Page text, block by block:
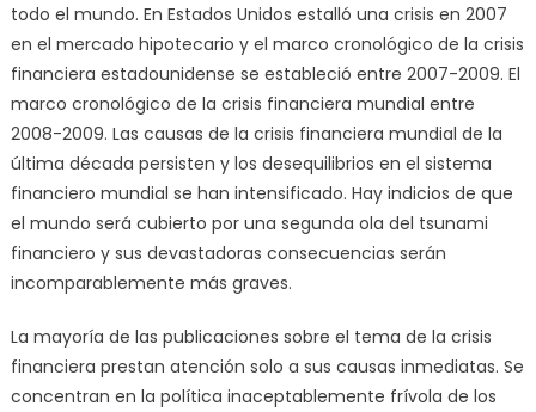
todo el mundo. En Estados Unidos estalló una crisis en 2007
en el mercado hipotecario y el marco cronológico de la crisis
financiera estadounidense se estableció entre 2007-2009. El
marco cronológico de la crisis financiera mundial entre
2008-2009. Las causas de la crisis financiera mundial de la
última década persisten y los desequilibrios en el sistema
financiero mundial se han intensificado. Hay indicios de que
el mundo será cubierto por una segunda ola del tsunami
financiero y sus devastadoras consecuencias serán
incomparablemente más graves.
La mayoría de las publicaciones sobre el tema de la crisis
financiera prestan atención solo a sus causas inmediatas. Se
concentran en la política inaceptablemente frívola de los